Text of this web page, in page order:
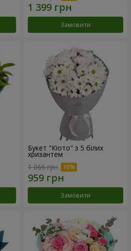
Замовити
Букет "Кіото" з 5 білих
хризантем
1 066 грн
Замовити